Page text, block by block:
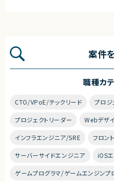
案件
職種カ
CTO/VPoE/テックリード プロジ
プロジェクトリーダー Webデザ
インフラエンジニア/SRE フロン
サーバーサイドエンジニア iOS
ゲームプログラマ/ゲームエンジンプ